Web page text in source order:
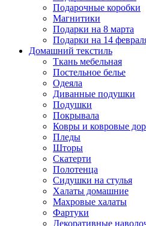
Подарочные коробки
Магнитики
Подарки на 8 марта
Подарки на 14
Домашний текстиль
Ткань мебельная
Постельное белье
Одеяла
Диванные подушки
Подушки
Покрывала
Ковры и ковровые
Пледы
Шторы
Скатерти
Полотенца
Сидушки на стулья
Халаты домашние
Махровые халаты
Фартуки
Декоративные